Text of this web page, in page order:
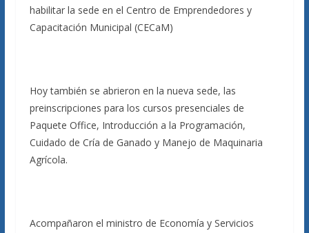
habilitar la sede en el Centro de Emprendedores y
Capacitación Municipal (CECaM)
Hoy también se abrieron en la nueva sede, las
preinscripciones para los cursos presenciales de
Paquete Office, Introducción a la Programación,
Cuidado de Cría de Ganado y Manejo de Maquinaria
Agrícola.
Acompañaron el ministro de Economía y Servicios